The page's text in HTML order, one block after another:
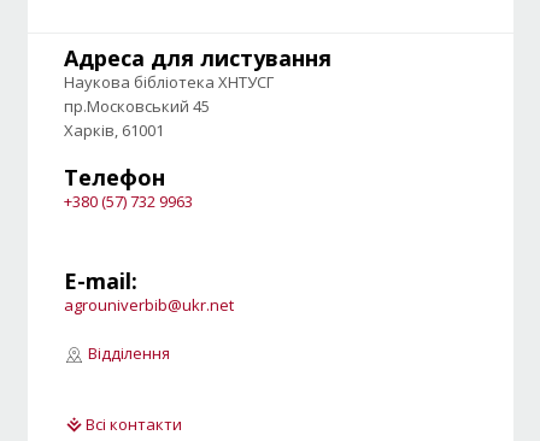
Адреса для листування
Наукова бібліотека ХНТУСГ
пр.Московський 45
Харків, 61001
Телефон
+380 (57) 732 9963
E-mail:
agrouniverbib@ukr.net
Відділення
Всі контакти